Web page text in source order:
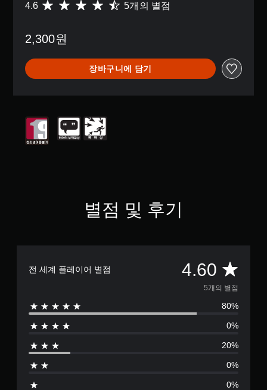
총
점
로
부
터
중
균
4.6 5개의 별점
2,300원
장바구니에 담기
별점 및 후기
전 세계 플레이어 별점 4.60 총
5
별
점
로
5개의 별점
80%
0%
20%
0%
0%